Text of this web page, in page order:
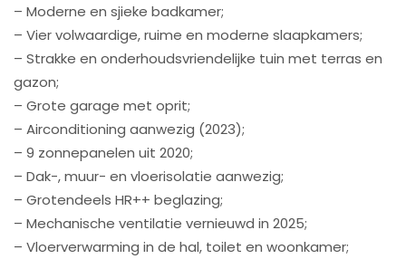
– Moderne en sjieke badkamer;
– Vier volwaardige, ruime en moderne slaapkamers;
– Strakke en onderhoudsvriendelijke tuin met terras en
gazon;
– Grote garage met oprit;
– Airconditioning aanwezig (2023);
– 9 zonnepanelen uit 2020;
– Dak-, muur- en vloerisolatie aanwezig;
– Grotendeels HR++ beglazing;
– Mechanische ventilatie vernieuwd in 2025;
– Vloerverwarming in de hal, toilet en woonkamer;